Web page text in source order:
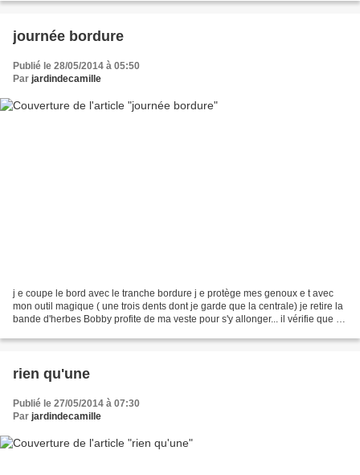
journée bordure
Publié le 28/05/2014 à 05:50
Par jardindecamille
j e coupe le bord avec le tranche bordure j e protège mes genoux e t avec
mon outil magique ( une trois dents dont je garde que la centrale) je retire la
bande d'herbes Bobby profite de ma veste pour s'y allonger... il vérifie que le
rien qu'une
Publié le 27/05/2014 à 07:30
Par jardindecamille